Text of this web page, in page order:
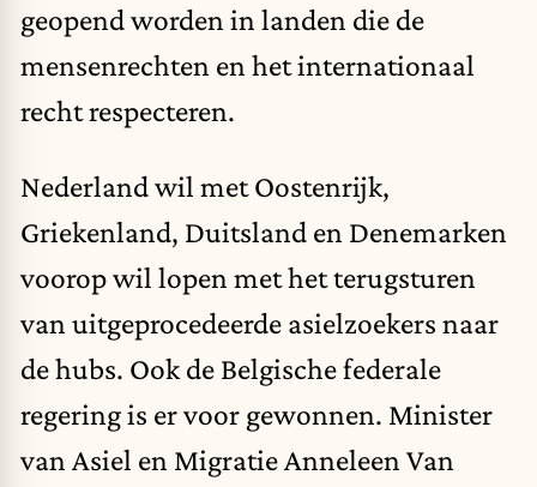
geopend worden in landen die de
mensenrechten en het internationaal
recht respecteren.
Nederlandwil met Oostenrijk,
Griekenland, Duitsland en Denemarken
voorop wil lopen met het terugsturen
van uitgeprocedeerde asielzoekers naar
de hubs. Ook de Belgische federale
regering is er voor gewonnen. Minister
van Asiel en Migratie Anneleen Van